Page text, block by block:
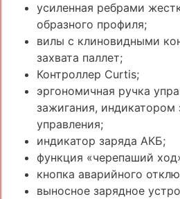
усиленная ребрами
образного профиля;
вилы с клиновидными
захвата паллет;
Контроллер Curtis;
эргономичная ручка
зажигания,
управления;
индикатор заряда АКБ;
функция «черепаший
кнопка аварийного
выносное зарядное